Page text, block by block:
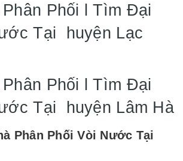
Phối l Tìm Đại
Tại huyện Lạc
Phối l Tìm Đại
Tại huyện Lâm Hà
Phân Phối Vòi Nước Tại